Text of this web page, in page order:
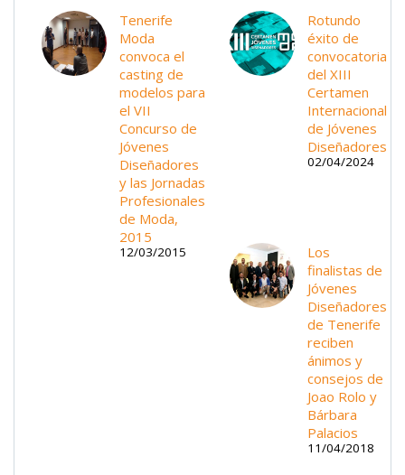
Tenerife
Moda
convoca el
casting de
modelos para
el VII
Concurso de
Jóvenes
Diseñadores
y las Jornadas
Profesionales
de Moda,
2015
12/03/2015
Rotundo
éxito de
convocatoria
del XIII
Certamen
Internacional
de Jóvenes
Diseñadores
02/04/2024
Los
finalistas de
Jóvenes
Diseñadores
de Tenerife
reciben
ánimos y
consejos de
Joao Rolo y
Bárbara
Palacios
11/04/2018